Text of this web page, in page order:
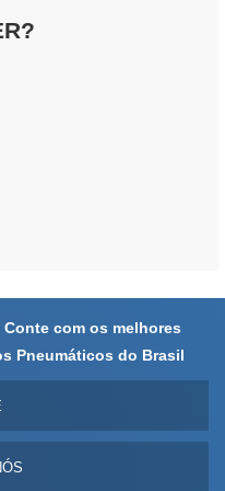
com os melhores
Pneumáticos do Brasil